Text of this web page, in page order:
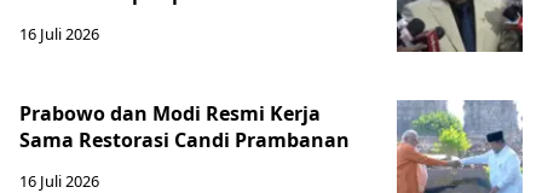
16 Juli 2026
Prabowo dan Modi Resmi Kerja
Sama Restorasi Candi Prambanan
16 Juli 2026